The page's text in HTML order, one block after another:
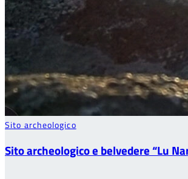
Sito archeologico
Sito archeologico e belvedere “Lu